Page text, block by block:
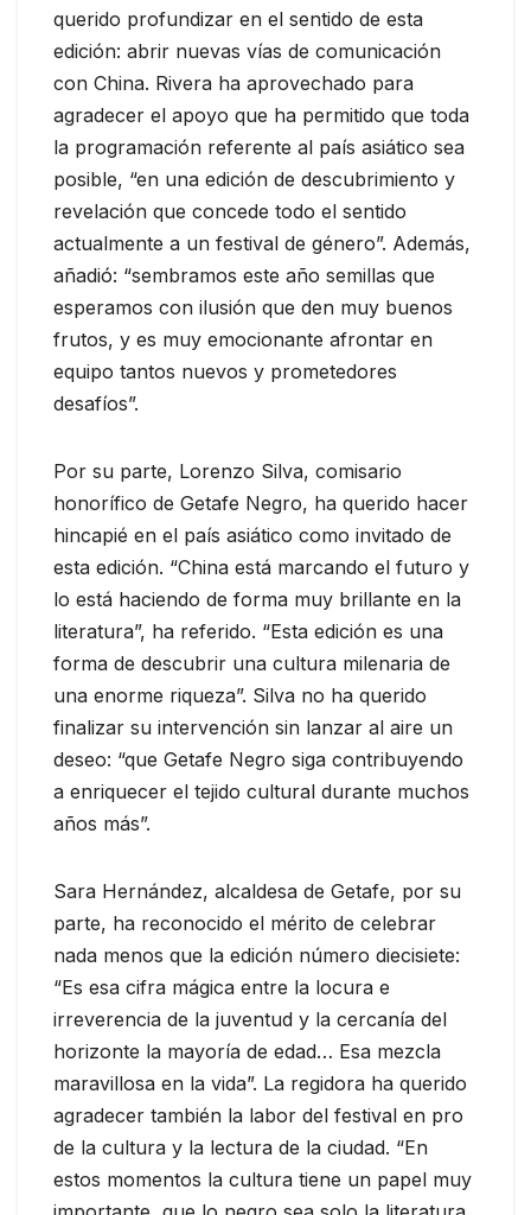
querido profundizar en el sentido de esta
edición: abrir nuevas vías de comunicación
con China. Rivera ha aprovechado para
agradecer el apoyo que ha permitido que toda
la programación referente al país asiático sea
posible, “en una edición de descubrimiento y
revelación que concede todo el sentido
actualmente a un festival de género”. Además,
añadió: “sembramos este año semillas que
esperamos con ilusión que den muy buenos
frutos, y es muy emocionante afrontar en
equipo tantos nuevos y prometedores
desafíos”.
Por su parte, Lorenzo Silva, comisario
honorífico de Getafe Negro, ha querido hacer
hincapié en el país asiático como invitado de
esta edición. “China está marcando el futuro y
lo está haciendo de forma muy brillante en la
literatura”, ha referido. “Esta edición es una
forma de descubrir una cultura milenaria de
una enorme riqueza”. Silva no ha querido
finalizar su intervención sin lanzar al aire un
deseo: “que Getafe Negro siga contribuyendo
a enriquecer el tejido cultural durante muchos
años más”.
Sara Hernández, alcaldesa de Getafe, por su
parte, ha reconocido el mérito de celebrar
nada menos que la edición número diecisiete:
“Es esa cifra mágica entre la locura e
irreverencia de la juventud y la cercanía del
horizonte la mayoría de edad… Esa mezcla
maravillosa en la vida”. La regidora ha querido
agradecer también la labor del festival en pro
de la cultura y la lectura de la ciudad. “En
estos momentos la cultura tiene un papel muy